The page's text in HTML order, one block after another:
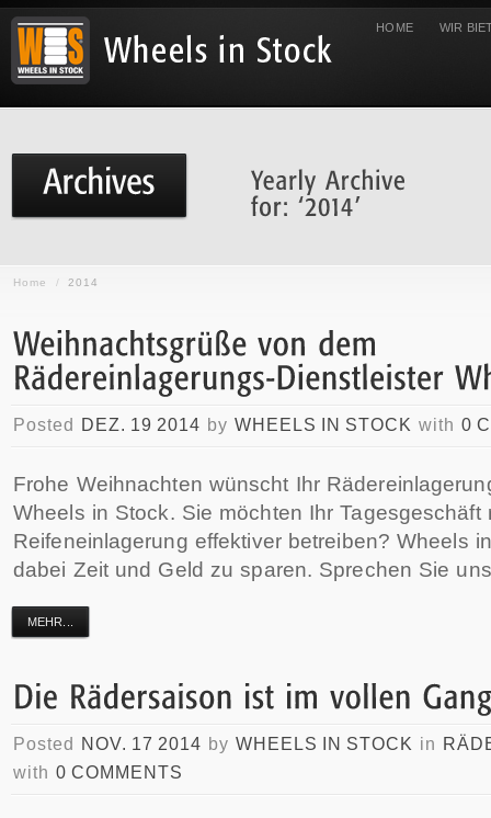
HOME WIR
Home / 2014
Posted DEZ. 19 2014 by WHEELS IN STOCK with 0
Frohe Weihnachten wünscht Ihr
Wheels in Stock. Sie möchten Ihr Tagesgeschäft
Reifeneinlagerung effektiver betreiben? Wheels
dabei Zeit und Geld zu sparen. Sprechen Sie
MEHR...
Posted NOV. 17 2014 by WHEELS IN STOCK in
with 0 COMMENTS